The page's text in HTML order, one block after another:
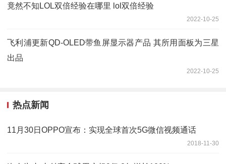
竟然不知LOL双倍经验在哪里 lol双倍经验
2022-10-25
飞利浦更新QD-OLED带鱼屏显示器产品 其所用面板为三星
出品
2022-10-25
热点新闻
11月30日OPPO宣布：实现全球首次5G微信视频通话
2018-11-30